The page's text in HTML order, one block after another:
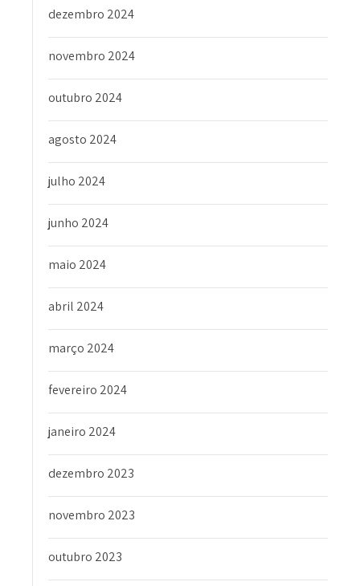
dezembro 2024
novembro 2024
outubro 2024
agosto 2024
julho 2024
junho 2024
maio 2024
abril 2024
março 2024
fevereiro 2024
janeiro 2024
dezembro 2023
novembro 2023
outubro 2023